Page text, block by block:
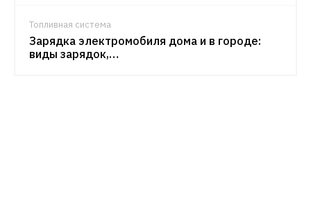
Топливная система
Зарядка электромобиля дома и в городе:
виды зарядок,…